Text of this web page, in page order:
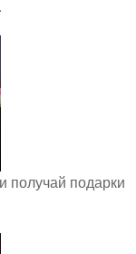
получай подарки